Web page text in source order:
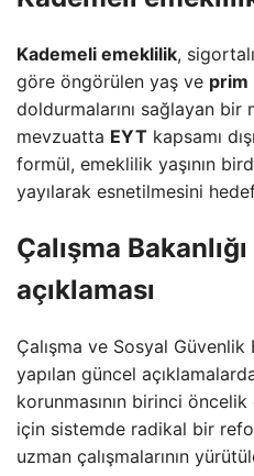
Kademeli emeklilik,
göre öngörülen yaş ve prim
doldurmalarını sağlayan
mevzuatta EYT kapsamı
formül, emeklilik yaşının
yayılarak esnetilmesini
Çalışma
açıklaması
Çalışma ve Sosyal Güvenlik
yapılan güncel
korunmasının birinci
için sistemde radikal bir
uzman çalışmalarının